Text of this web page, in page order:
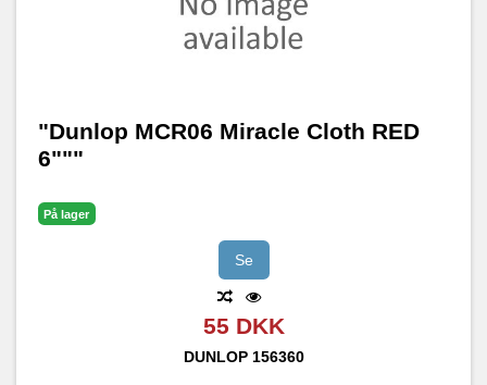
"Dunlop MCR06 Miracle Cloth RED
6"""
På lager
Se
55 DKK
DUNLOP 156360